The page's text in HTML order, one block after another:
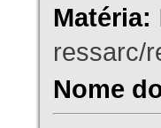
Matéria:
ressarc/
Nome